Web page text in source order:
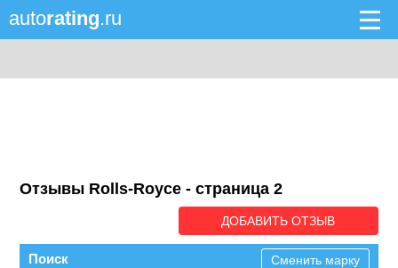
autorating.ru
Отзывы Rolls-Royce - cтраница 2
ДОБАВИТЬ ОТЗЫВ
Поиск Сменить марку